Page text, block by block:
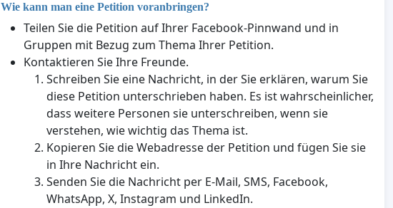
Wie kann man eine Petition voranbringen?
Teilen Sie die Petition auf Ihrer Facebook-Pinnwand und in
Gruppen mit Bezug zum Thema Ihrer Petition.
Kontaktieren Sie Ihre Freunde.
Schreiben Sie eine Nachricht, in der Sie erklären, warum Sie
diese Petition unterschrieben haben. Es ist wahrscheinlicher,
dass weitere Personen sie unterschreiben, wenn sie
verstehen, wie wichtig das Thema ist.
Kopieren Sie die Webadresse der Petition und fügen Sie sie
in Ihre Nachricht ein.
Senden Sie die Nachricht per E-Mail, SMS, Facebook,
WhatsApp, X, Instagram und LinkedIn.